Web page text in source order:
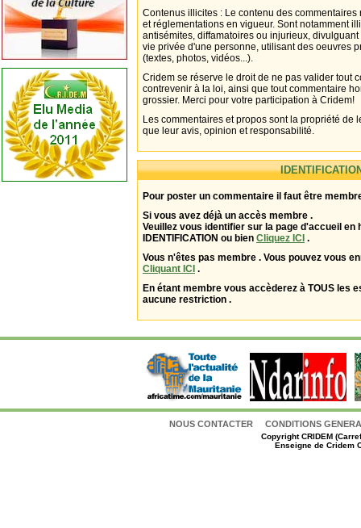
Contenus illicites : Le contenu des
et réglementations en vigueur. Sont notamment
antisémites, diffamatoires ou injurieux,
vie privée d'une personne, utilisant des oeuvres
(textes, photos, vidéos...).
Cridem se réserve le droit de ne pas valider tout
contrevenir à la loi, ainsi que tout commentaire
grossier. Merci pour votre participation à Cridem!
Les commentaires et propos sont la propriété de
que leur avis, opinion et responsabilité.
Pour poster un commentaire il faut être
Si vous avez déjà un accès membre .
Veuillez vous identifier sur la page d'accueil en
IDENTIFICATION ou bien Cliquez ICI .
Vous n'êtes pas membre . Vous pouvez vous
Cliquant ICI .
En étant membre vous accèderez à TOUS les
aucune restriction .
NOUS CONTACTER CONDITIONS
CopyrightCRIDEM
Enseigne de Cridem